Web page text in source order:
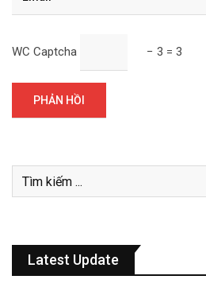
WC Captcha − 3 = 3
Latest Update